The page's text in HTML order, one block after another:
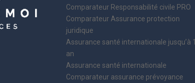
Comparateur Responsabilité civile PRO
Comparateur Assurance protection
juridique
Assurance santé internationale jusqu’à 1
an
Assurance santé internationale
Comparateur assurance prévoyance